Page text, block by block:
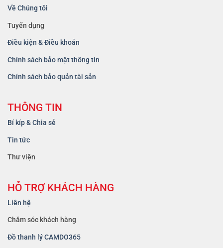
Về Chúng tôi
Tuyển dụng
Điều kiện & Điều khoản
Chính sách bảo mật thông tin
Chính sách bảo quản tài sản
THÔNG TIN
Bí kíp & Chia sẻ
Tin tức
Thư viện
HỖ TRỢ KHÁCH HÀNG
Liên hệ
Chăm sóc khách hàng
Đồ thanh lý CAMDO365